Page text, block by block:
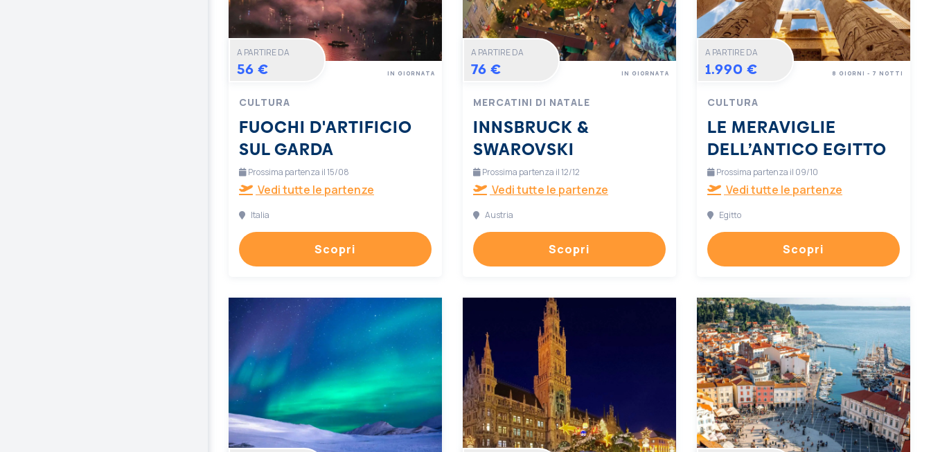
A PARTIRE DA
56 €
CULTURA
FUOCHI D'ARTIFICIO
SUL GARDA
IN GIORNATA
Prossima partenza il 15/08
Vedi tutte le partenze
Italia
Scopri
A PARTIRE DA
76 €
MERCATINI DI NATALE
INNSBRUCK &
SWAROVSKI
IN GIORNATA
Prossima partenza il 12/12
Vedi tutte le partenze
Austria
Scopri
A PARTIRE DA
1.990 €
CULTURA
LE MERAVIGLIE
DELL’ANTICO EGITTO
8 GIORNI - 7 NOTTI
Prossima partenza il 09/10
Vedi tutte le partenze
Egitto
Scopri